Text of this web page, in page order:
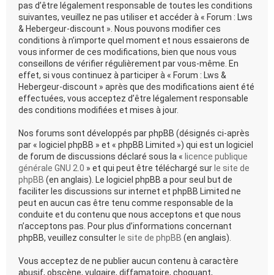
pas d’être légalement responsable de toutes les conditions
suivantes, veuillez ne pas utiliser et accéder à « Forum : Lws
& Hebergeur-discount ». Nous pouvons modifier ces
conditions à n’importe quel moment et nous essaierons de
vous informer de ces modifications, bien que nous vous
conseillons de vérifier régulièrement par vous-même. En
effet, si vous continuez à participer à « Forum : Lws &
Hebergeur-discount » après que des modifications aient été
effectuées, vous acceptez d’être légalement responsable
des conditions modifiées et mises à jour.
Nos forums sont développés par phpBB (désignés ci-après
par « logiciel phpBB » et « phpBB Limited ») qui est un logiciel
de forum de discussions déclaré sous la « licence publique
générale GNU 2.0 » et qui peut être téléchargé sur le site de
phpBB (en anglais). Le logiciel phpBB a pour seul but de
faciliter les discussions sur internet et phpBB Limited ne
peut en aucun cas être tenu comme responsable de la
conduite et du contenu que nous acceptons et que nous
n’acceptons pas. Pour plus d’informations concernant
phpBB, veuillez consulter le site de phpBB (en anglais).
Vous acceptez de ne publier aucun contenu à caractère
abusif, obscène, vulgaire, diffamatoire, choquant,